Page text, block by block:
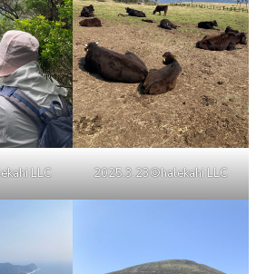
LLC 2025.3.23©halekahi LLC